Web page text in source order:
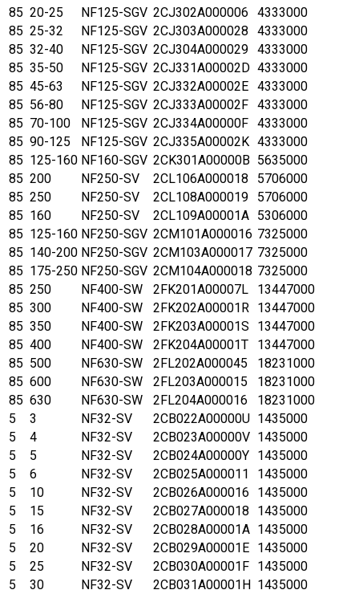
85 20-25 NF125-SGV 2CJ302A000006
4333000
85 25-32 NF125-SGV 2CJ303A000028
4333000
85 32-40 NF125-SGV 2CJ304A000029 4333000
85 35-50 NF125-SGV 2CJ331A00002D 4333000
85 45-63 NF125-SGV 2CJ332A00002E 4333000
85 56-80 NF125-SGV 2CJ333A00002F 4333000
85 70-100 NF125-SGV 2CJ334A00000F 4333000
85 90-125 NF125-SGV 2CJ335A00002K 4333000
85 125-160 NF160-SGV 2CK301A00000B 5635000
85 200 NF250-SV 2CL106A000018
5706000
85 250 NF250-SV 2CL108A000019
5706000
85 160 NF250-SV 2CL109A00001A 5306000
85 125-160 NF250-SGV 2CM101A000016 7325000
85 140-200 NF250-SGV 2CM103A000017 7325000
85 175-250 NF250-SGV 2CM104A000018 7325000
85 250 NF400-SW 2FK201A00007L
13447000
85 300 NF400-SW 2FK202A00001R 13447000
85 350 NF400-SW 2FK203A00001S
13447000
85 400 NF400-SW 2FK204A00001T
13447000
85 500 NF630-SW 2FL202A000045
18231000
85 600 NF630-SW 2FL203A000015
18231000
85 630 NF630-SW 2FL204A000016
18231000
5
3 NF32-SV 2CB022A00000U 1435000
5
4 NF32-SV 2CB023A00000V 1435000
5
5 NF32-SV 2CB024A00000Y 1435000
5
6 NF32-SV 2CB025A000011
1435000
5
10 NF32-SV 2CB026A000016
1435000
5
15 NF32-SV 2CB027A000018
1435000
5
16 NF32-SV 2CB028A00001A 1435000
5
20 NF32-SV 2CB029A00001E 1435000
5
25 NF32-SV 2CB030A00001F 1435000
5
30 NF32-SV 2CB031A00001H 1435000